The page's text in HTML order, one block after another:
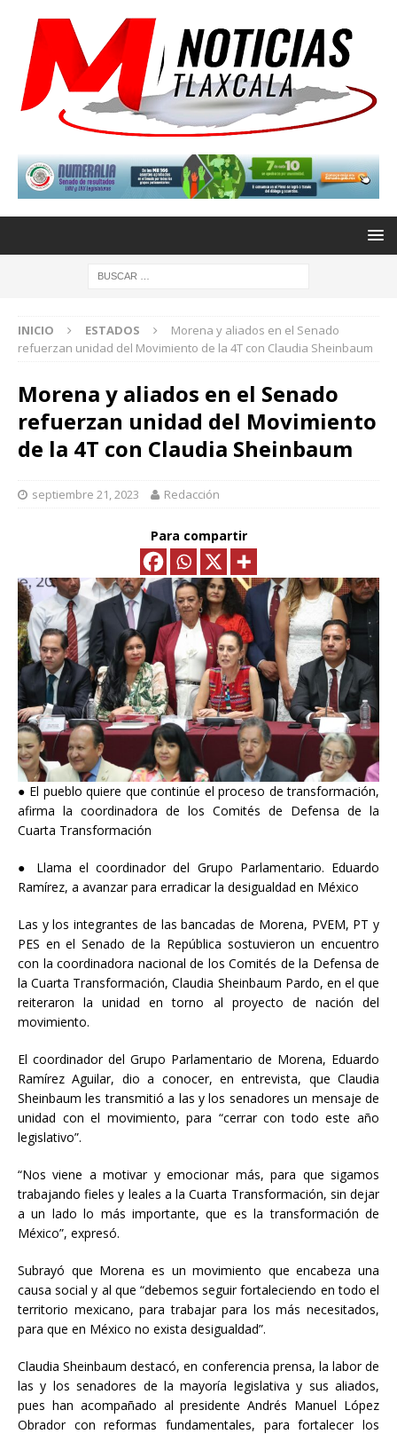
INICIO ESTADOS
Morena y aliados en el Senado
refuerzan unidad del Movimiento de la 4T con Claudia Sheinbaum
Morena y aliados en el Senado
refuerzan unidad del Movimiento
de la 4T con Claudia Sheinbaum
septiembre 21, 2023 Redacción
Para compartir
● El pueblo quiere que continúe el proceso de transformación,
afirma la coordinadora de los Comités de Defensa de la
Cuarta Transformación
● Llama el coordinador del Grupo Parlamentario. Eduardo
Ramírez, a avanzar para erradicar la desigualdad en México
Las y los integrantes de las bancadas de Morena, PVEM, PT y
PES en el Senado de la República sostuvieron un encuentro
con la coordinadora nacional de los Comités de la Defensa de
la Cuarta Transformación, Claudia Sheinbaum Pardo, en el que
reiteraron la unidad en torno al proyecto de nación del
movimiento.
El coordinador del Grupo Parlamentario de Morena, Eduardo
Ramírez Aguilar, dio a conocer, en entrevista, que Claudia
Sheinbaum les transmitió a las y los senadores un mensaje de
unidad con el movimiento, para “cerrar con todo este año
legislativo”.
“Nos viene a motivar y emocionar más, para que sigamos
trabajando fieles y leales a la Cuarta Transformación, sin dejar
a un lado lo más importante, que es la transformación de
México”, expresó.
Subrayó que Morena es un movimiento que encabeza una
causa social y al que “debemos seguir fortaleciendo en todo el
territorio mexicano, para trabajar para los más necesitados,
para que en México no exista desigualdad”.
Claudia Sheinbaum destacó, en conferencia prensa, la labor de
las y los senadores de la mayoría legislativa y sus aliados,
pues han acompañado al presidente Andrés Manuel López
Obrador con reformas fundamentales, para fortalecer los